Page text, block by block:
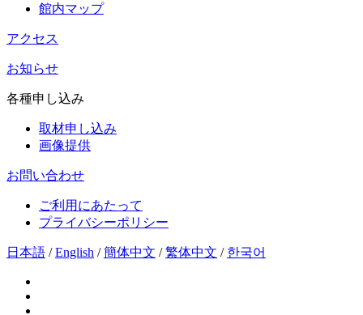
館内マップ
アクセス
お知らせ
各種申し込み
取材申し込み
画像提供
お問い合わせ
ご利用にあたって
プライバシーポリシー
日本語 /English /簡体中文 /繁体中文 / 한국어